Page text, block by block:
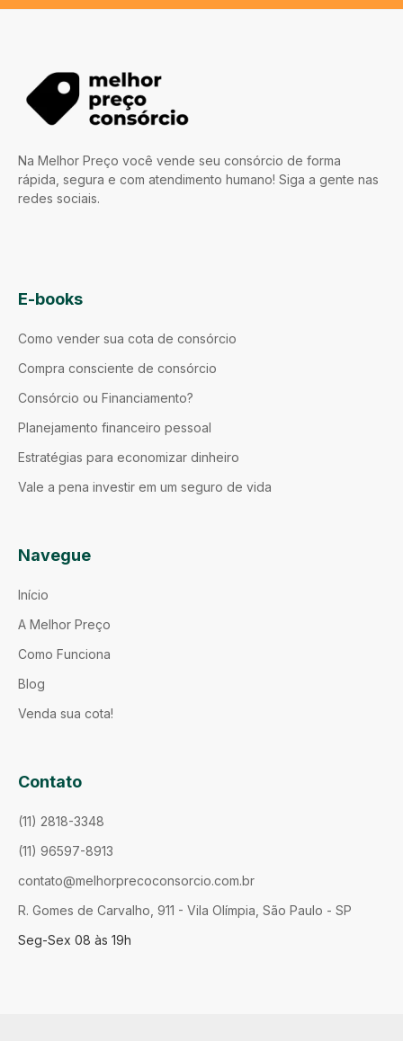
Na Melhor Preço você vende seu consórcio de forma
rápida, segura e com atendimento humano! Siga a gente nas
redes sociais.
E-books
Como vender sua cota de consórcio
Compra consciente de consórcio
Consórcio ou Financiamento?
Planejamento financeiro pessoal
Estratégias para economizar dinheiro
Vale a pena investir em um seguro de vida
Navegue
Início
A Melhor Preço
Como Funciona
Blog
Venda sua cota!
Contato
(11) 2818-3348
(11) 96597-8913
contato@melhorprecoconsorcio.com.br
R. Gomes de Carvalho, 911 - Vila Olímpia, São Paulo - SP
Seg-Sex 08 às 19h